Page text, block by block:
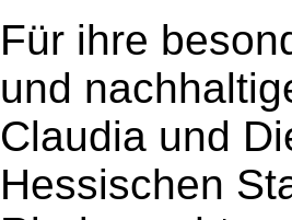
Für ihre
und
Claudia und
Hessischen